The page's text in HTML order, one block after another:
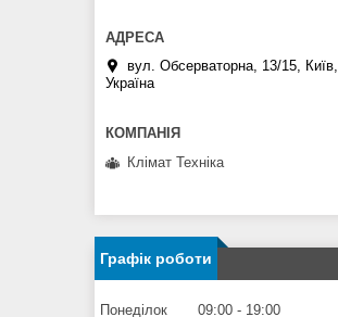
вул. Обсерваторна, 13/15, Київ,
Україна
Клімат Техніка
Графік роботи
Понеділок 09:00
19:00